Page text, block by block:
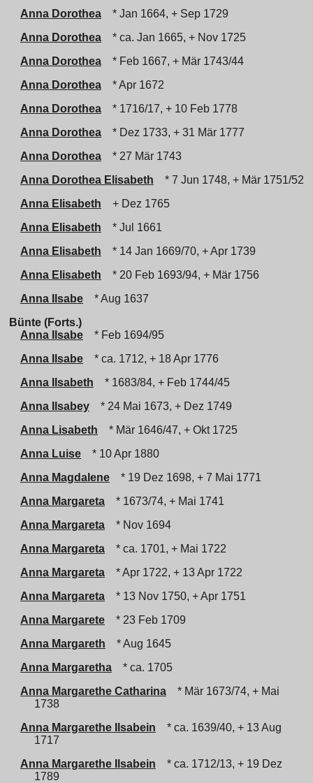
Anna Dorothea
* Jan 1664, + Sep 1729
Anna Dorothea
* ca. Jan 1665, + Nov 1725
Anna Dorothea
* Feb 1667, + Mär 1743/44
Anna Dorothea
* Apr 1672
Anna Dorothea
* 1716/17, + 10 Feb 1778
Anna Dorothea
* Dez 1733, + 31 Mär 1777
Anna Dorothea
* 27 Mär 1743
Anna Dorothea Elisabeth
* 7 Jun 1748, + Mär 1751/52
Anna Elisabeth
+ Dez 1765
Anna Elisabeth
* Jul 1661
Anna Elisabeth
* 14 Jan 1669/70, + Apr 1739
Anna Elisabeth
* 20 Feb 1693/94, + Mär 1756
Anna Ilsabe
* Aug 1637
Bünte (Forts.)
Anna Ilsabe
* Feb 1694/95
Anna Ilsabe
* ca. 1712, + 18 Apr 1776
Anna Ilsabeth
* 1683/84, + Feb 1744/45
Anna Ilsabey
* 24 Mai 1673, + Dez 1749
Anna Lisabeth
* Mär 1646/47, + Okt 1725
Anna Luise
* 10 Apr 1880
Anna Magdalene
* 19 Dez 1698, + 7 Mai 1771
Anna Margareta
* 1673/74, + Mai 1741
Anna Margareta
* Nov 1694
Anna Margareta
* ca. 1701, + Mai 1722
Anna Margareta
* Apr 1722, + 13 Apr 1722
Anna Margareta
* 13 Nov 1750, + Apr 1751
Anna Margarete
* 23 Feb 1709
Anna Margareth
* Aug 1645
Anna Margaretha
* ca. 1705
Anna Margarethe Catharina
* Mär 1673/74, + Mai
1738
Anna Margarethe Ilsabein
* ca. 1639/40, + 13 Aug
1717
Anna Margarethe Ilsabein
* ca. 1712/13, + 19 Dez
1789